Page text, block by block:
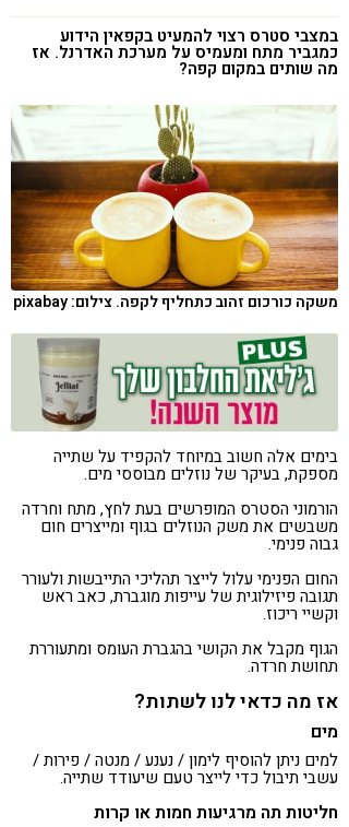
ילדים
תזונה וספורט
הפרעות קשב & ריכוז
אכילה רגשית
טבעונות
במצבי סטרס רצוי להמעיט בקפאין הידוע
כמגביר מתח ומעמיס על מערכת האדרנל. אז
מה שותים במקום קפה?
משקה כורכום זהוב כתחליף לקפה. צילום: pixabay
בימים אלה חשוב במיוחד להקפיד על שתייה
מספקת, בעיקר של נוזלים מבוססי מים.
הורמוני הסטרס המופרשים בעת לחץ, מתח וחרדה
משבשים את משק הנוזלים בגוף ומייצרים חום
גבוה פנימי.
החום הפנימי עלול לייצר תהליכי התייבשות ולעורר
תגובה פיזילוגית של עייפות מוגברת, כאב ראש
וקשיי ריכוז.
הגוף מקבל את הקושי בהגברת העומס ומתעוררת
תחושת חרדה.
אז מה כדאי לנו לשתות?
מים
למים ניתן להוסיף לימון / נענע / מנטה / פירות /
עשבי תיבול כדי לייצר טעם שיעודד שתייה.
חליטות תה מרגיעות חמות או קרות